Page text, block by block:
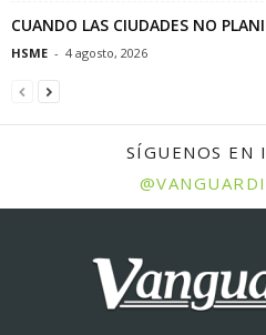
CUANDO LAS CIUDADES NO
HSME - 4 agosto, 2026
SÍGUENOS EN